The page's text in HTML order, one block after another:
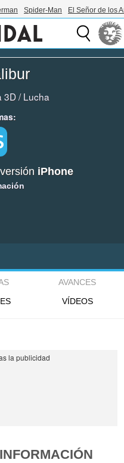
Spider-Man El Señor de los
3D/Lucha
iPhone
AVANCES
VÍDEOS
INFORMACIÓN